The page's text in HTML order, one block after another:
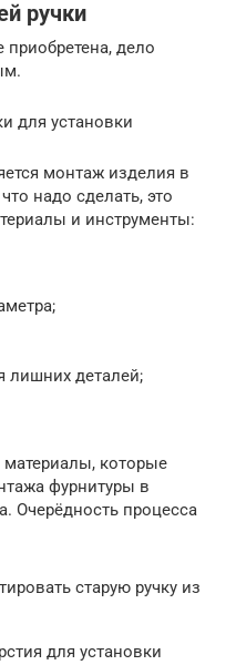
ручки
приобретена, дело
для установки
монтаж изделия в
надо сделать, это
и инструменты:
лишних деталей;
которые
фурнитуры в
Очерёдность процесса
старую ручку из
для установки